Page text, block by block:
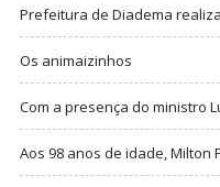
Prefeitura de Diadema
Os animaizinhos
Com a presença do ministro
Aos 98 anos de idade, Milton